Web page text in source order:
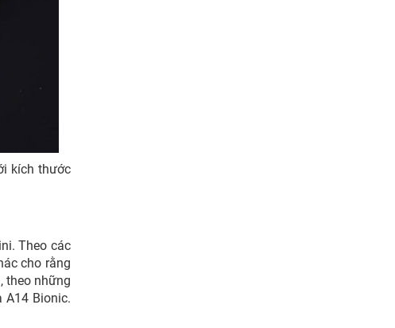
kích thước
Theo các
cho rằng
theo những
A14 Bionic.